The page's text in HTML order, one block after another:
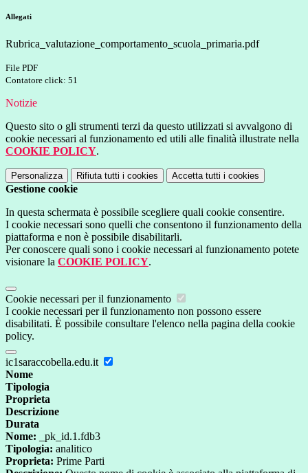
Allegati
Rubrica_valutazione_comportamento_scuola_primaria.pdf
File PDF
Contatore click: 51
Notizie
Questo sito o gli strumenti terzi da questo utilizzati si avvalgono di
cookie necessari al funzionamento ed utili alle finalità illustrate nella
COOKIE POLICY.
Personalizza Rifiuta tutti i cookies Accetta tutti i cookies
Gestione cookie
In questa schermata è possibile scegliere quali cookie consentire.
I cookie necessari sono quelli che consentono il funzionamento della
piattaforma e non è possibile disabilitarli.
Per conoscere quali sono i cookie necessari al funzionamento potete
visionare la COOKIE POLICY.
Cookie necessari per il funzionamento
I cookie necessari per il funzionamento non possono essere
disabilitati. È possibile consultare l'elenco nella pagina della cookie
policy.
ic1saraccobella.edu.it
Nome
Tipologia
Proprieta
Descrizione
Durata
Nome: _pk_id.1.fdb3
Tipologia: analitico
Proprieta: Prime Parti